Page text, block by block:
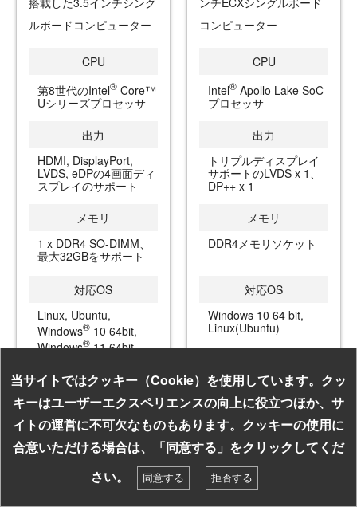
ルボードコンピューター
CPU
第8世代のIntel® Core™
Uシリーズプロセッサ
出力
HDMI, DisplayPort,
LVDS, eDPの4画面ディ
スプレイのサポート
メモリ
1 x DDR4 SO-DIMM、
最大32GBをサポート
対応OS
Linux, Ubuntu,
Windows® 10 64bit,
Windows®11 64bit,
コンピューター
CPU
Intel® Apollo Lake SoC
プロセッサ
出力
トリプルディスプレイ
サポートのLVDS x 1、
DP++ x 1
メモリ
DDR4メモリソケット
対応OS
Windows 10 64 bit,
Linux(Ubuntu)
kontronのすべてのシングルボードコンピュ
ーター
お探しの組み込み製品はキーワードで検索！
当サイトではクッキー（Cookie）を使用しています。クッ
キーはユーザーエクスペリエンスの向上に役立つほか、サ
イトの運営に不可欠なものもあります。クッキーの使用に
合意いただける場合は、「同意する」をクリックしてくだ
さい。
同意する 拒否する